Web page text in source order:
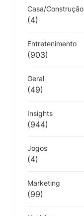
Casa/Construção
(4)
Entretenimento
(903)
Geral
(49)
Insights
(944)
Jogos
(4)
Marketing
(99)